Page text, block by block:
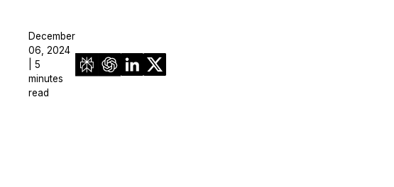
December
06, 2024
| 5
minutes
read